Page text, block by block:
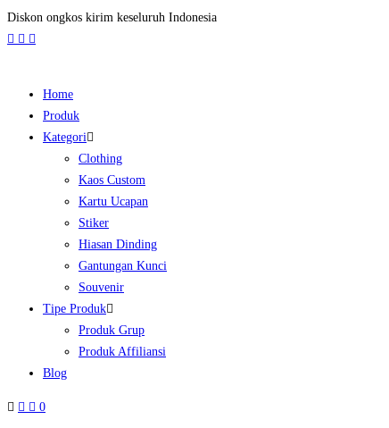
Diskon ongkos kirim keseluruh Indonesia
Home
Produk
Kategori
Clothing
Kaos Custom
Kartu Ucapan
Stiker
Hiasan Dinding
Gantungan Kunci
Souvenir
Tipe Produk
Produk Grup
Produk Affiliansi
Blog
0